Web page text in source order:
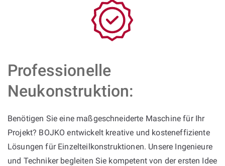
Professionelle
Neukonstruktion:
Benötigen Sie eine maßgeschneiderte Maschine für Ihr
Projekt? BOJKO entwickelt kreative und kosteneffiziente
Lösungen für Einzelteilkonstruktionen. Unsere Ingenieure
und Techniker begleiten Sie kompetent von der ersten Idee